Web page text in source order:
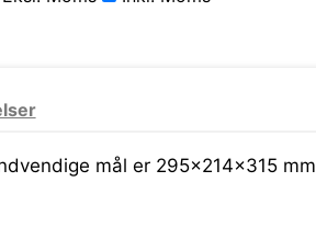
mål er 295x214x315 mm